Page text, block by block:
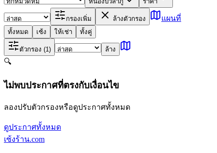
กรองเพิ่ม ล้างตัวกรอง แผนที่
ทั้งหมด เซ้ง ให้เช่า ทั้งคู่
ตัวกรอง (1) ล้าง
🔍
ไม่พบประกาศที่ตรงกับเงื่อนไข
ลองปรับตัวกรองหรือดูประกาศทั้งหมด
ดูประกาศทั้งหมด
เซ้งร้าน.com